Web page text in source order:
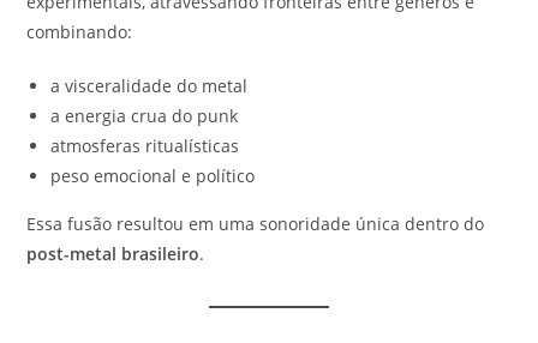
combinando:
a visceralidade do metal
a energia crua do punk
atmosferas ritualísticas
peso emocional e político
Essa fusão resultou em uma sonoridade única dentro do
post-metal brasileiro.